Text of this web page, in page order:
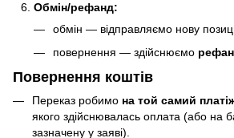
Обмін/рефанд:
обмін — відправляємо нову
повернення — здійснюємо
Повернення коштів
Переказ робимо на той самий
якого здійснювалась оплата (або на
зазначену у заяві).